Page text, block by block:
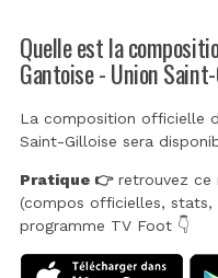
Quelle est la
Gantoise - Union
La composition officielle
Saint-Gilloise sera
Pratique 👉retrouvez ce
(compos officielles, stats,
programme TV Foot 👇